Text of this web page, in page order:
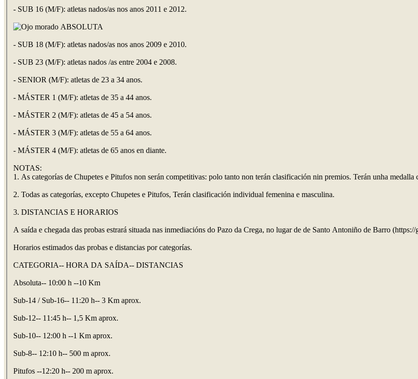
- SUB 16 (M/F): atletas nados/as nos anos 2011 e 2012.
ABSOLUTA
- SUB 18 (M/F): atletas nados/as nos anos 2009 e 2010.
- SUB 23 (M/F): atletas nados /as entre 2004 e 2008.
- SENIOR (M/F): atletas de 23 a 34 anos.
- MÁSTER 1 (M/F): atletas de 35 a 44 anos.
- MÁSTER 2 (M/F): atletas de 45 a 54 anos.
- MÁSTER 3 (M/F): atletas de 55 a 64 anos.
- MÁSTER 4 (M/F): atletas de 65 anos en diante.
NOTAS:
1. As categorías de Chupetes e Pitufos non serán competitivas: polo tanto non terán clasificación nin premios. Terán unha medalla
2. Todas as categorías, excepto Chupetes e Pitufos, Terán clasificación individual femenina e masculina.
3. DISTANCIAS E HORARIOS
A saída e chegada das probas estrará situada nas inmediacións do Pazo da Crega, no lugar de de Santo Antoniño de Barro
Horarios estimados das probas e distancias por categorías.
CATEGORIA-- HORA DA SAÍDA-- DISTANCIAS
Absoluta-- 10:00 h --10 Km
Sub-14 / Sub-16-- 11:20 h-- 3 Km aprox.
Sub-12-- 11:45 h-- 1,5 Km aprox.
Sub-10-- 12:00 h --1 Km aprox.
Sub-8-- 12:10 h-- 500 m aprox.
Pitufos --12:20 h-- 200 m aprox.